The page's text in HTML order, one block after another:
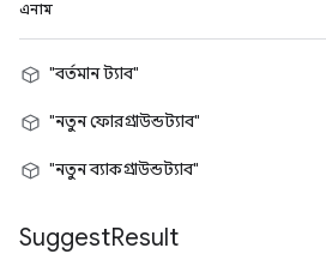
এনাম
"বর্তমান ট্যাব"
"নতুন ফোরগ্রাউন্ডট্যাব"
"নতুন ব্যাকগ্রাউন্ডট্যাব"
SuggestResult